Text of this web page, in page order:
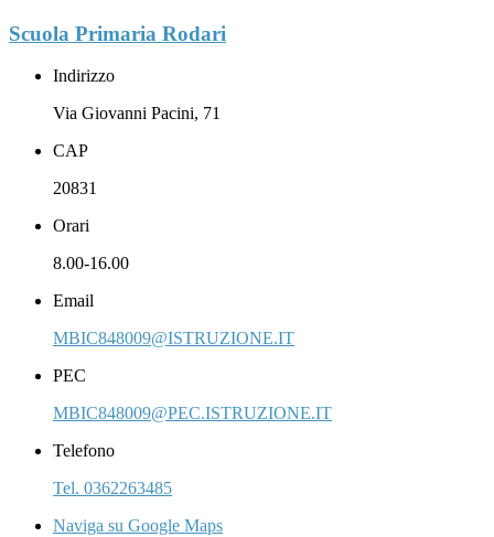
Scuola Primaria Rodari
Indirizzo
Via Giovanni Pacini, 71
CAP
20831
Orari
8.00-16.00
Email
MBIC848009@ISTRUZIONE.IT
PEC
MBIC848009@PEC.ISTRUZIONE.IT
Telefono
Tel. 0362263485
Naviga su Google Maps